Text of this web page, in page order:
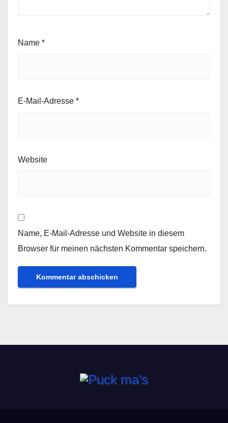
Name *
E-Mail-Adresse *
Website
Name, E-Mail-Adresse und Website in diesem
Browser für meinen nächsten Kommentar speichern.